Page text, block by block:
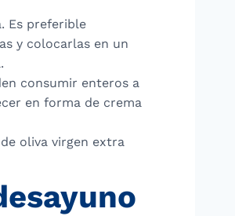
Es preferible
y colocarlas en un
consumir enteros a
en forma de crema
oliva virgen extra